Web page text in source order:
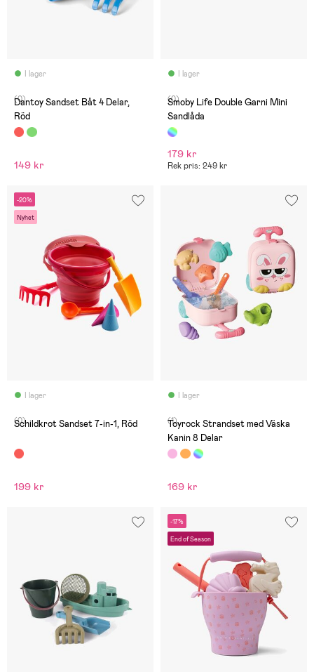
I lager
(0)
Dantoy Sandset Båt 4 Delar,
Röd
149 kr
I lager
(0)
Smoby Life Double Garni Mini
Sandlåda
179 kr
Rek pris: 249 kr
-20%
Nyhet
I lager
(0)
Schildkrot Sandset 7-in-1, Röd
199 kr
I lager
(1)
Toyrock Strandset med Väska
Kanin 8 Delar
169 kr
-17%
End of Season